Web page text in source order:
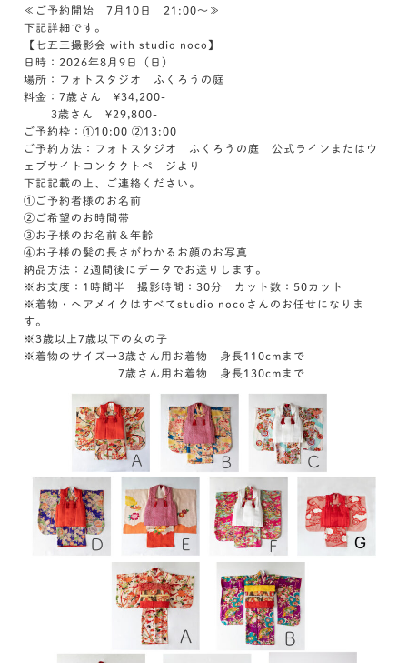
≪ご予約開始 7月10日 21:00～≫
下記詳細です。
【七五三撮影会 with studio noco】
日時：2026年8月9日（日）
場所：フォトスタジオ ふくろうの庭
料金：7歳さん ¥34,200-
3歳さん ¥29,800-
ご予約枠：①10:00 ②13:00
ご予約方法：フォトスタジオ ふくろうの庭 公式ラインまたはウ
ェブサイトコンタクトページより
下記記載の上、ご連絡ください。
①ご予約者様のお名前
②ご希望のお時間帯
③お子様のお名前＆年齢
④お子様の髪の長さがわかるお顔のお写真
納品方法：2週間後にデータでお送りします。
※お支度：1時間半 撮影時間：30分 カット数：50カット
※着物・ヘアメイクはすべてstudio nocoさんのお任せになりま
す。
※3歳以上7歳以下の女の子
※着物のサイズ→3歳さん用お着物 身長110cmまで
7歳さん用お着物 身長130cmまで